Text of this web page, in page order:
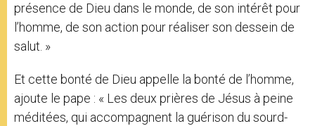
présence de Dieu dans le monde, de son intérêt pour
l’homme, de son action pour réaliser son dessein de
salut. »
Et cette bonté de Dieu appelle la bonté de l’homme,
ajoute le pape : « Les deux prières de Jésus à peine
méditées, qui accompagnent la guérison du sourd-